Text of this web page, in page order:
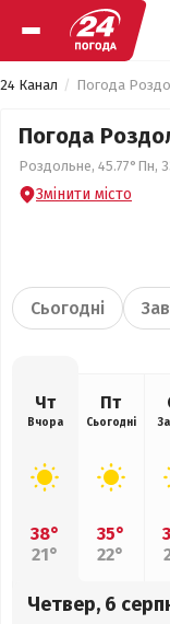
24 Канал Погода
Погода
Роздольне, 45.77°Пн,
Змінити місто
Сьогодні
Чт
Вчора
38°
21°
Пт
Сьогодні
35°
22°
Четвер, 6